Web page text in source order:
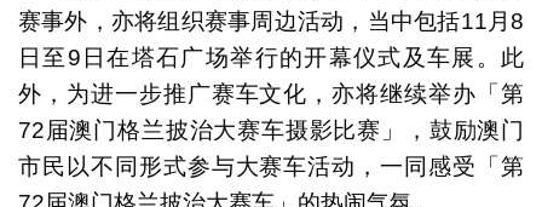
赛事外，亦将组织赛事周边活动，当中包括11月8
日至9日在塔石广场举行的开幕仪式及车展。此
外，为进一步推广赛车文化，亦将继续举办「第
72届澳门格兰披治大赛车摄影比赛」，鼓励澳门
市民以不同形式参与大赛车活动，一同感受「第